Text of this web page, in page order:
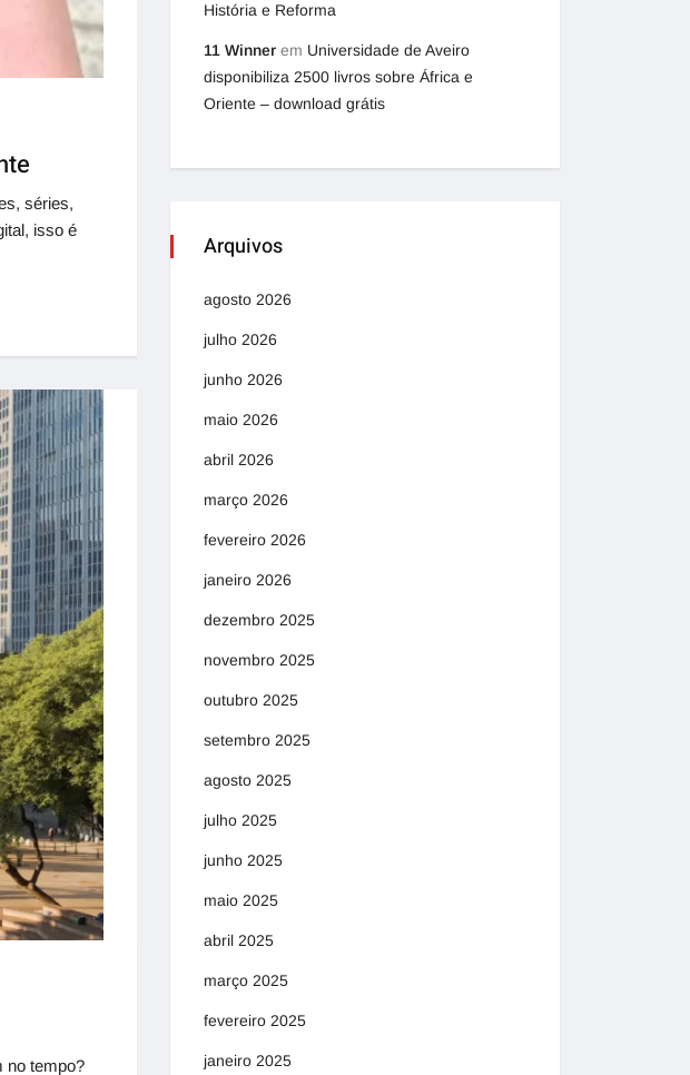
séries,
isso é
no tempo?
História e Reforma
11 Winner em Universidade de Aveiro
disponibiliza 2500 livros sobre África e
Oriente – download grátis
Arquivos
agosto 2026
julho 2026
junho 2026
maio 2026
abril 2026
março 2026
fevereiro 2026
janeiro 2026
dezembro 2025
novembro 2025
outubro 2025
setembro 2025
agosto 2025
julho 2025
junho 2025
maio 2025
abril 2025
março 2025
fevereiro 2025
janeiro 2025